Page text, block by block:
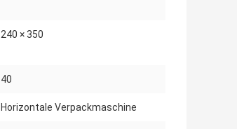
240 × 350
40
Horizontale Verpackmaschine